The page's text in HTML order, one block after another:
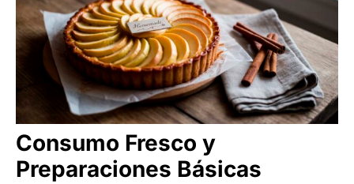
Consumo Fresco y
Preparaciones Básicas